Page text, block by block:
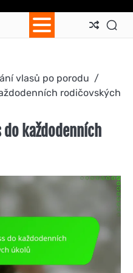
vlasů po porodu
rodičovských
každodenních